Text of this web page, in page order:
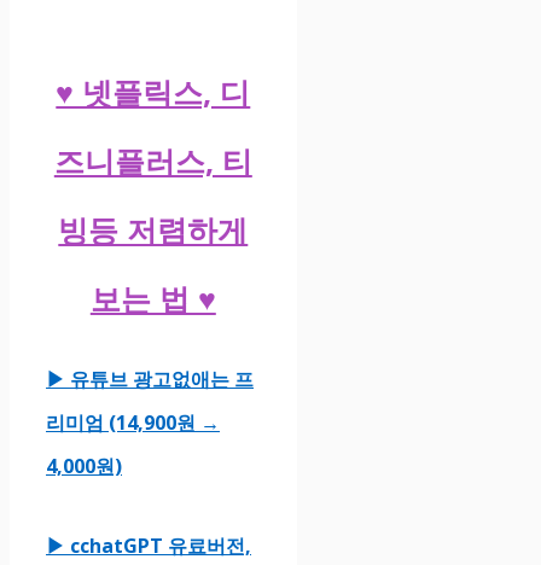
♥ 넷플릭스, 디
즈니플러스, 티
빙등 저렴하게
보는 법 ♥
▶ 유튜브 광고없애는 프
리미엄 (14,900원 →
4,000원)
▶ cchatGPT 유료버전,